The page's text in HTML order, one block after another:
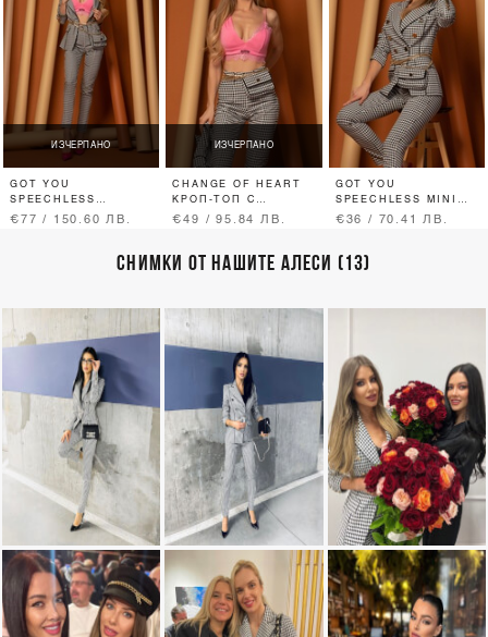
ИЗЧЕРПАНО
GOT YOU
SPEECHLESS
ПАНТАЛОН
€77 / 150.60 ЛВ.
ИЗЧЕРПАНО
CHANGE OF HEART
КРОП-ТОП С
ДАНТЕЛА - PINK
€49 / 95.84 ЛВ.
GOT YOU
SPEECHLESS MINI
ЧАНТА
€36 / 70.41 ЛВ.
СНИМКИ ОТ НАШИТЕ АЛЕСИ (13)